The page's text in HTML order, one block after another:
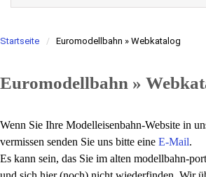
Startseite Euromodellbahn » Webkatalog
Euromodellbahn »
Wenn Sie Ihre Modelleisenbahn-Website in
vermissen senden Sie uns bitte eine E-Mail.
Es kann sein, das Sie im alten modellbahn-